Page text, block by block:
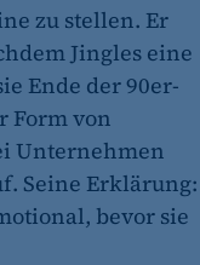
zu stellen. Er
Jingles eine
Ende der 90er-
Form von
Unternehmen
Seine Erklärung:
bevor sie